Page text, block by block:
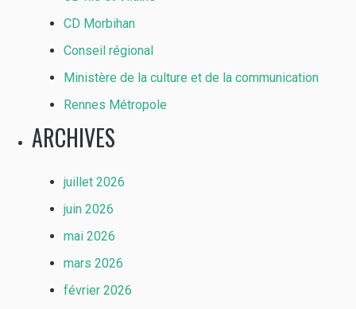
CD Morbihan
Conseil régional
Ministère de la culture et de la communication
Rennes Métropole
ARCHIVES
juillet 2026
juin 2026
mai 2026
mars 2026
février 2026